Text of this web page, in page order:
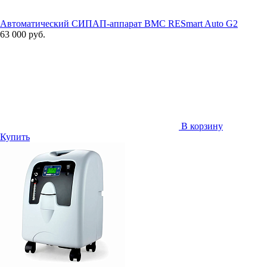
Автоматический СИПАП-аппарат BMC RESmart Auto G2
63 000 руб.
В корзину
Купить